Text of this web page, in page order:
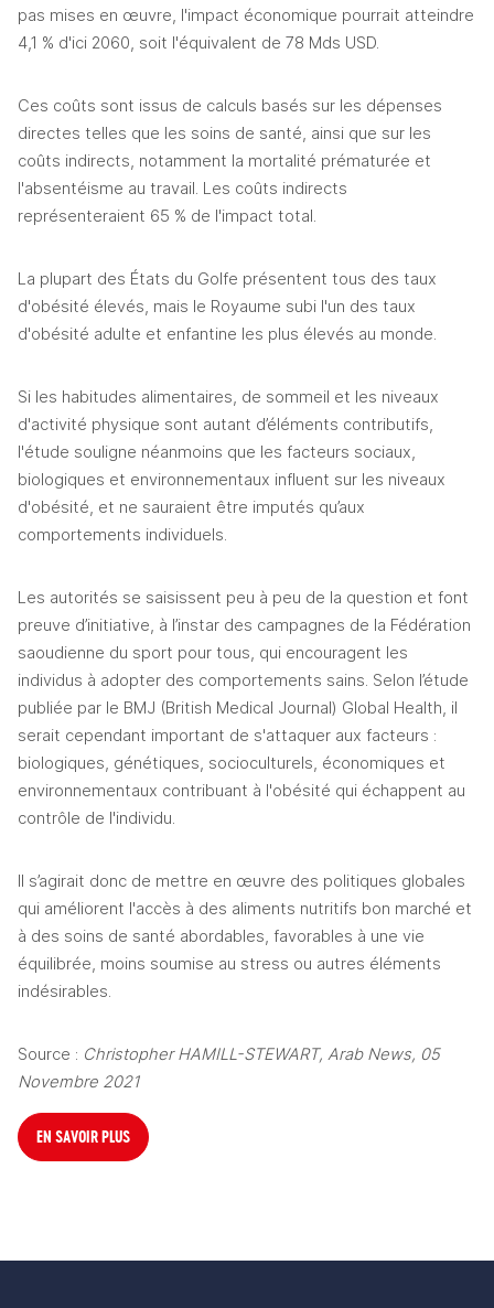
pas mises en œuvre, l'impact économique pourrait atteindre
4,1 % d'ici 2060, soit l'équivalent de 78 Mds USD.
Ces coûts sont issus de calculs basés sur les dépenses
directes telles que les soins de santé, ainsi que sur les
coûts indirects, notamment la mortalité prématurée et
l'absentéisme au travail. Les coûts indirects
représenteraient 65 % de l'impact total.
La plupart des États du Golfe présentent tous des taux
d'obésité élevés, mais le Royaume subi l'un des taux
d'obésité adulte et enfantine les plus élevés au monde.
Si les habitudes alimentaires, de sommeil et les niveaux
d'activité physique sont autant d’éléments contributifs,
l'étude souligne néanmoins que les facteurs sociaux,
biologiques et environnementaux influent sur les niveaux
d'obésité, et ne sauraient être imputés qu’aux
comportements individuels.
Les autorités se saisissent peu à peu de la question et font
preuve d’initiative, à l’instar des campagnes de la Fédération
saoudienne du sport pour tous, qui encouragent les
individus à adopter des comportements sains. Selon l’étude
publiée par le BMJ (British Medical Journal) Global Health, il
serait cependant important de s'attaquer aux facteurs :
biologiques, génétiques, socioculturels, économiques et
environnementaux contribuant à l'obésité qui échappent au
contrôle de l'individu.
Il s’agirait donc de mettre en œuvre des politiques globales
qui améliorent l'accès à des aliments nutritifs bon marché et
à des soins de santé abordables, favorables à une vie
équilibrée, moins soumise au stress ou autres éléments
indésirables.
Source : Christopher HAMILL-STEWART, Arab News, 05
Novembre 2021
EN SAVOIR PLUS